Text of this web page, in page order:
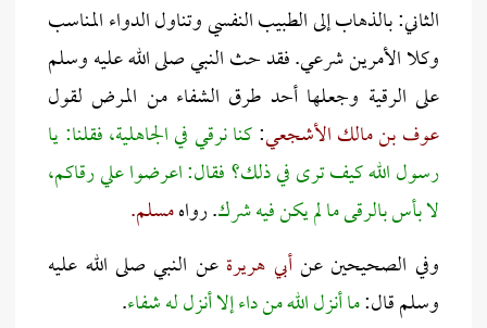
الثاني: بالذهاب إلى الطبيب النفسي وتناول الدواء المناسب
وكلا الأمرين شرعي. فقد حث النبي صلى الله عليه وسلم
على الرقية وجعلها أحد طرق الشفاء من المرض لقول
عوف بن مالك الأشجعي:كنا نرقي في الجاهلية، فقلنا: يا
رسول الله كيف ترى في ذلك؟ فقال: اعرضوا علي رقاكم،
لا بأس بالرقى ما لم يكن فيه شرك. رواهمسلم.
وفي الصحيحين عنأبي هريرةعن النبي صلى الله عليه
وسلم قال:ما أنزل الله من داء إلا أنزل له شفاء.